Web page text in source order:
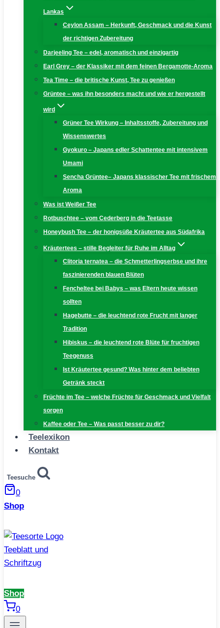
Lankas
Ceylon Assam – Herkunft, Geschmack und die Kunst
der richtigen Zubereitung
Darjeeling Tee – edel, aromatisch und einzigartig
Earl Grey – der Klassiker mit dem feinen Bergamotte-Aroma
Tea Time – die britische Kunst, Tee zu genießen
Grüntee – was ihn besonders macht und wie er hergestellt
wird
Grüner Tee Wirkung – Inhaltsstoffe, Zubereitung und
Wissenswertes
Gyokuro – Japans edler Schattentee mit intensivem
Umami
Sencha Grüntee– Japans klassischer Tee mit frischem
Aroma
Was ist Weißer Tee
Rotbuschtee – vom Cederberg in die Teetasse
Honeybush Tee – der honigsüße Kräutertee aus Südafrika
Kräutertees – stille Begleiter für Ruhe im Alltag
Clitoria ternatea – die Schmetterlingserbse und ihre
faszinierenden blauen Blüten
Fencheltee bei Babys – was Eltern heute wissen
sollten
Hagebutte – die leuchtend rote Frucht mit langer
Tradition
Hibiskus – die leuchtend rote Blüte für fruchtigen
Teegenuss
Ist Kräutertee gesund? Was hinter dem beliebten
Getränk steckt
Früchte im Tee – welche Früchte für Geschmack und Vielfalt
sorgen
Kaffee oder Tee – Was passt besser zu dir?
Teelexikon
Kontakt
Teesuche
0
Shop
Shop
0